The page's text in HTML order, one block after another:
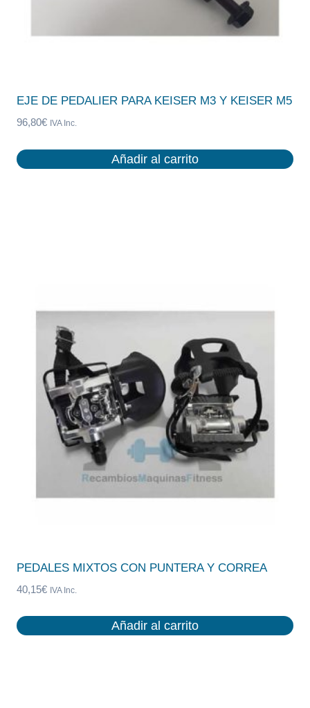
EJE DE PEDALIER PARA KEISER M3 Y KEISER M5
96,80€ IVA Inc.
Añadir al carrito
PEDALES MIXTOS CON PUNTERA Y CORREA
40,15€ IVA Inc.
Añadir al carrito